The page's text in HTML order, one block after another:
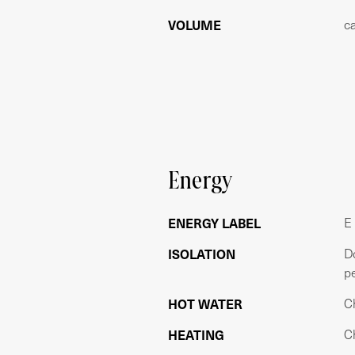
WOONOPPERVLAKTE
- Het pand is in 2003 gesplitst
- Loopafstand naar Westerpark
- Kozijnen met dubbel glas geplaatst in
Deze projectinformatie is met de
VOLUME
Energy
ENERGY LABEL E
ISOLATION
HOT WATER
HEATING